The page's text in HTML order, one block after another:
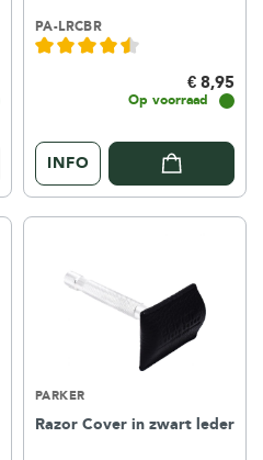
PA-LRCBR
€ 8,95
Op voorraad
INFO
PARKER
Razor Cover in zwart leder